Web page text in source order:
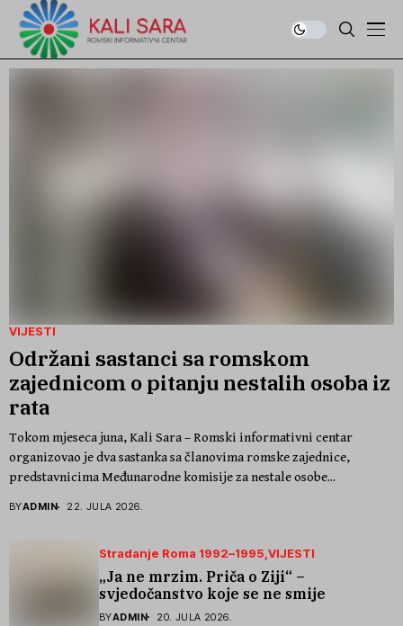
VIJESTI
Održani sastanci sa romskom
zajednicom o pitanju nestalih osoba iz
rata
Tokom mjeseca juna, Kali Sara – Romski informativni centar
organizovao je dva sastanka sa članovima romske zajednice,
predstavnicima Međunarodne komisije za nestale osobe...
BYADMIN 22. JULA 2026.
Stradanje Roma 1992–1995 VIJESTI
„Ja ne mrzim. Priča o Ziji“ –
svjedočanstvo koje se ne smije
zaboraviti
BYADMIN 20. JULA 2026.